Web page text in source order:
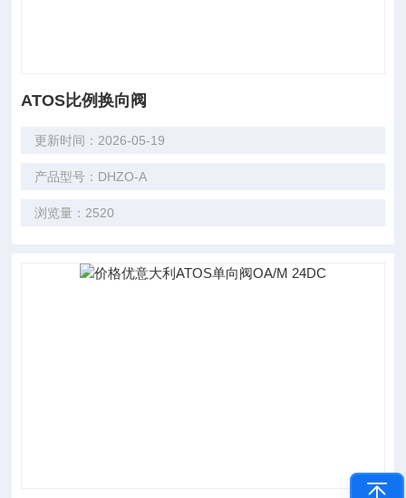
ATOS比例换向阀
更新时间：2026-05-19
产品型号：DHZO-A
浏览量：2520